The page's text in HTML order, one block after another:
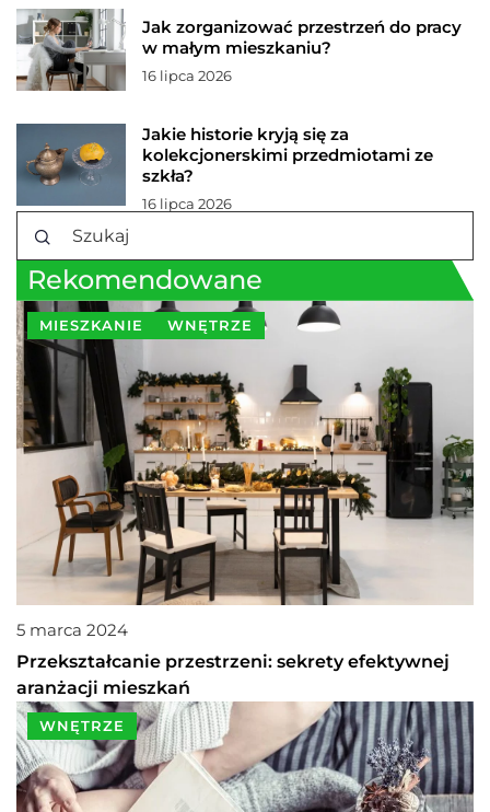
Jak zorganizować przestrzeń do pracy
w małym mieszkaniu?
16 lipca 2026
Jakie historie kryją się za
kolekcjonerskimi przedmiotami ze
szkła?
16 lipca 2026
Rekomendowane
MIESZKANIE WNĘTRZE
5 marca 2024
Przekształcanie przestrzeni: sekrety efektywnej
aranżacji mieszkań
WNĘTRZE